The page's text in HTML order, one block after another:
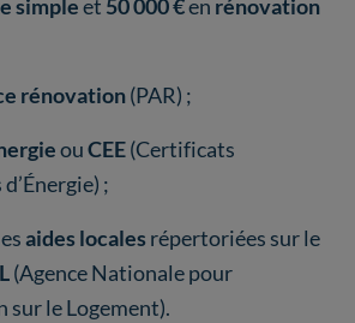
simpleet 50 000 €en rénovation
rénovation(PAR) ;
ouCEE(Certificats
;
aides locales répertoriées sur le
(Agence Nationale pour
le Logement).